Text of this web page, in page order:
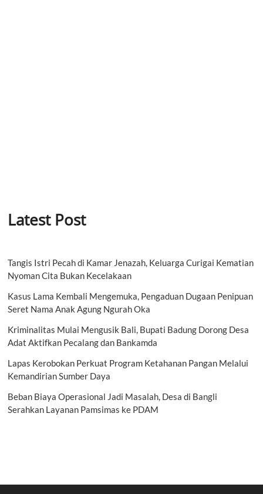
Latest Post
Tangis Istri Pecah di Kamar Jenazah, Keluarga Curigai Kematian
Nyoman Cita Bukan Kecelakaan
Kasus Lama Kembali Mengemuka, Pengaduan Dugaan Penipuan
Seret Nama Anak Agung Ngurah Oka
Kriminalitas Mulai Mengusik Bali, Bupati Badung Dorong Desa
Adat Aktifkan Pecalang dan Bankamda
Lapas Kerobokan Perkuat Program Ketahanan Pangan Melalui
Kemandirian Sumber Daya
Beban Biaya Operasional Jadi Masalah, Desa di Bangli
Serahkan Layanan Pamsimas ke PDAM